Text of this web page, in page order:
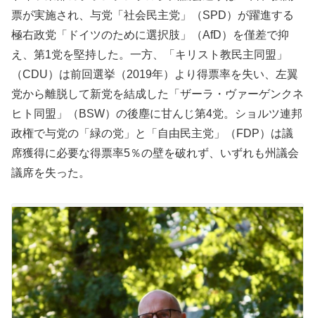
票が実施され、与党「社会民主党」（SPD）が躍進する
極右政党「ドイツのために選択肢」（AfD）を僅差で抑
え、第1党を堅持した。一方、「キリスト教民主同盟」
（CDU）は前回選挙（2019年）より得票率を失い、左翼
党から離脱して新党を結成した「ザーラ・ヴァーゲンクネ
ヒト同盟」（BSW）の後塵に甘んじ第4党。ショルツ連邦
政権で与党の「緑の党」と「自由民主党」（FDP）は議
席獲得に必要な得票率5％の壁を破れず、いずれも州議会
議席を失った。